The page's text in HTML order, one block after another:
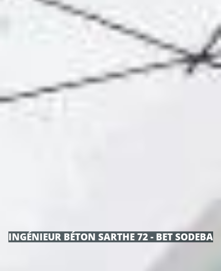
INGÉNIEUR BÉTON SARTHE 72 - BET SODEBA